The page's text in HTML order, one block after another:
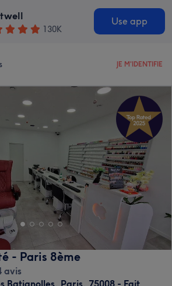
130K
Use app
JE M'IDENTIFIE
- Paris 8ème
avis
Batignolles, Paris, 75008 - Fait